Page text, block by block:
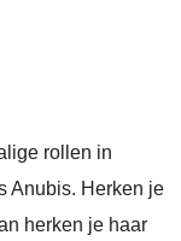
rollen in
Anubis. Herken je
herken je haar